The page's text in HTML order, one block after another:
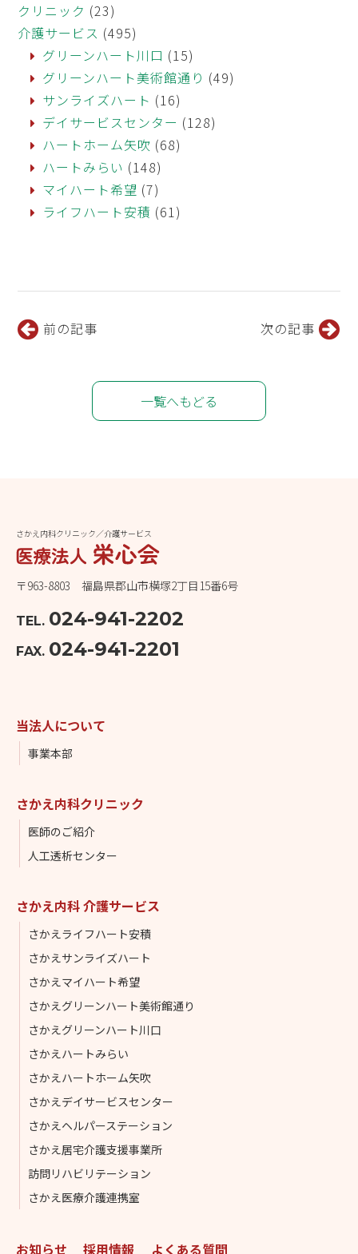
クリニック (23)
介護サービス (495)
グリーンハート川口 (15)
グリーンハート美術館通り (49)
サンライズハート (16)
デイサービスセンター (128)
ハートホーム矢吹 (68)
ハートみらい (148)
マイハート希望 (7)
ライフハート安積 (61)
前の記事 次の記事
一覧へもどる
さかえ内科クリニック／介護サービス
〒963-8803 福島県郡山市横塚2丁目15番6号
TEL. 024-941-2202
FAX. 024-941-2201
当法人について
事業本部
さかえ内科クリニック
医師のご紹介
人工透析センター
さかえ内科 介護サービス
さかえライフハート安積
さかえサンライズハート
さかえマイハート希望
さかえグリーンハート美術館通り
さかえグリーンハート川口
さかえハートみらい
さかえハートホーム矢吹
さかえデイサービスセンター
さかえヘルパーステーション
さかえ居宅介護支援事業所
訪問リハビリテーション
さかえ医療介護連携室
お知らせ 採用情報 よくある質問